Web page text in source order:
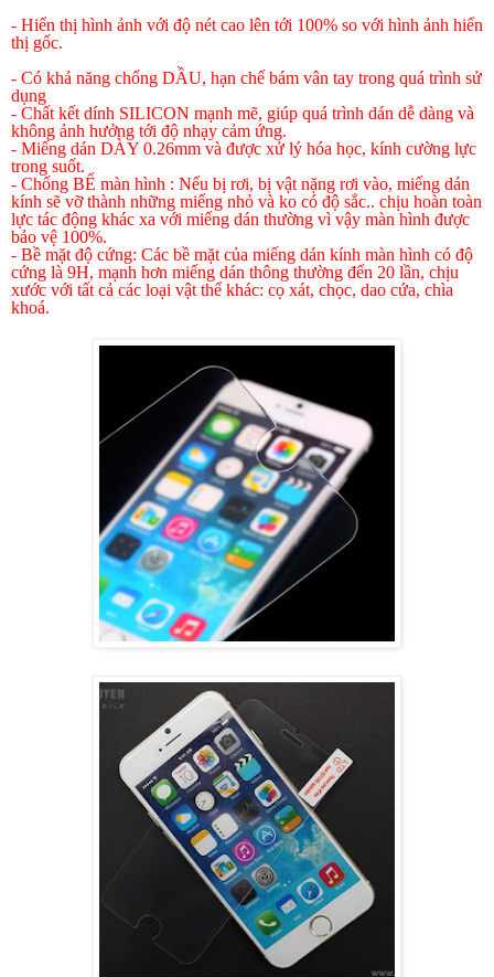
- Hiển thị hình ảnh với độ nét cao lên tới 100% so với hình ảnh hiển
thị gốc.
- Có khả năng chống DẦU, hạn chế bám vân tay trong quá trình sử
dụng
- Chất kết dính SILICON mạnh mẽ, giúp quá trình dán dễ dàng và
không ảnh hưởng tới độ nhạy cảm ứng.
- Miếng dán DÀY 0.26mm và được xử lý hóa học, kính cường lực
trong suốt.
- Chống BỂ màn hình : Nếu bị rơi, bị vật nặng rơi vào, miếng dán
kính sẽ vỡ thành những miếng nhỏ và ko có độ sắc.. chịu hoàn toàn
lực tác động khác xa với miếng dán thường vì vậy màn hình được
bảo vệ 100%.
- Bề mặt độ cứng: Các bề mặt của miếng dán kính màn hình có độ
cứng là 9H, mạnh hơn miếng dán thông thường đến 20 lần, chịu
xước với tất cả các loại vật thể khác: cọ xát, chọc, dao cứa, chìa
khoá.